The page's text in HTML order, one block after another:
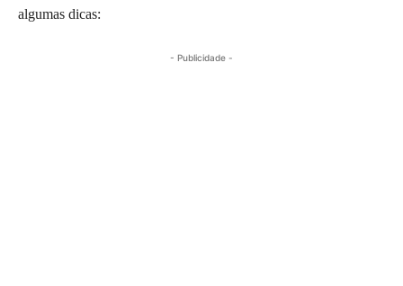
algumas dicas:
- Publicidade -